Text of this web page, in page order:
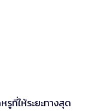
ที่ให้ระยะทางสุด